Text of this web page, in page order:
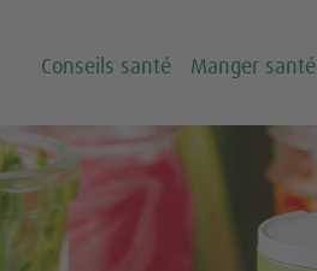
Conseils santé Manger santé